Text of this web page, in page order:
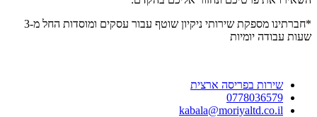
*חברתינו מספקת שירותי ניקיון שוטף עבור עסקים ומוסדות
החל מ-3
שעות עבודה יומיות
שירות בפריסה ארצית
0778036579
kabala@moriyaltd.co.il